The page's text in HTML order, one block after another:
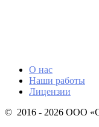
О нас
Наши работы
Лицензии
© 2016 - 2026 ООО